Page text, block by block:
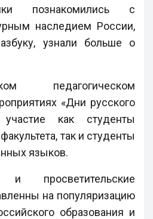
познакомились с
наследием России,
узнали больше о
педагогическом
«Дни русского
как студенты
так и студенты
языков.
и просветительские
на популяризацию
образования и